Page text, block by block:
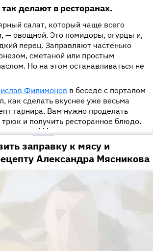
делают в ресторанах.
салат, который чаще всего
— овощной. Это помидоры, огурцы и,
перец. Заправляют частенько
сметаной или простым
Но на этом останавливаться не
Филимонов в беседе с порталом
как сделать вкуснее уже весьма
гарнира. Вам нужно проделать
и получить ресторанное блюдо.
•••
заправку к мясу и
Александра Мясникова